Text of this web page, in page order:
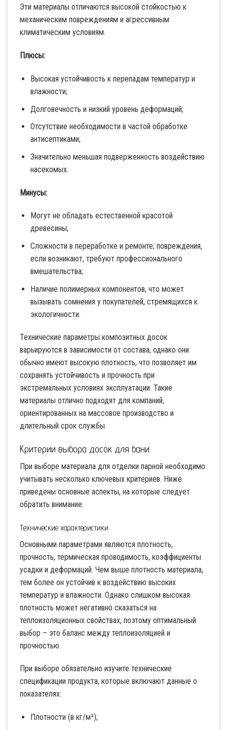
Эти материалы отличаются высокой стойкостью к
механическим повреждениям и агрессивным
климатическим условиям.
Плюсы:
Высокая устойчивость к перепадам температур и
влажности;
Долговечность и низкий уровень деформаций;
Отсутствие необходимости в частой обработке
антисептиками;
Значительно меньшая подверженность воздействию
насекомых.
Минусы:
Могут не обладать естественной красотой
древесины;
Сложности в переработке и ремонте; повреждения,
если возникают, требуют профессионального
вмешательства;
Наличие полимерных компонентов, что может
вызывать сомнения у покупателей, стремящихся к
экологичности.
Технические параметры композитных досок
варьируются в зависимости от состава, однако они
обычно имеют высокую плотность, что позволяет им
сохранять устойчивость и прочность при
экстремальных условиях эксплуатации. Такие
материалы отлично подходят для компаний,
ориентированных на массовое производство и
длительный срок службы.
Критерии выбора досок для бани
При выборе материала для отделки парной необходимо
учитывать несколько ключевых критериев. Ниже
приведены основные аспекты, на которые следует
обратить внимание:
Технические характеристики
Основными параметрами являются плотность,
прочность, термическая проводимость, коэффициенты
усадки и деформаций. Чем выше плотность материала,
тем более он устойчив к воздействию высоких
температур и влажности. Однако слишком высокая
плотность может негативно сказаться на
теплоизоляционных свойствах, поэтому оптимальный
выбор – это баланс между теплоизоляцией и
прочностью.
При выборе обязательно изучите технические
спецификации продукта, которые включают данные о
показателях:
Плотности (в кг/м³);